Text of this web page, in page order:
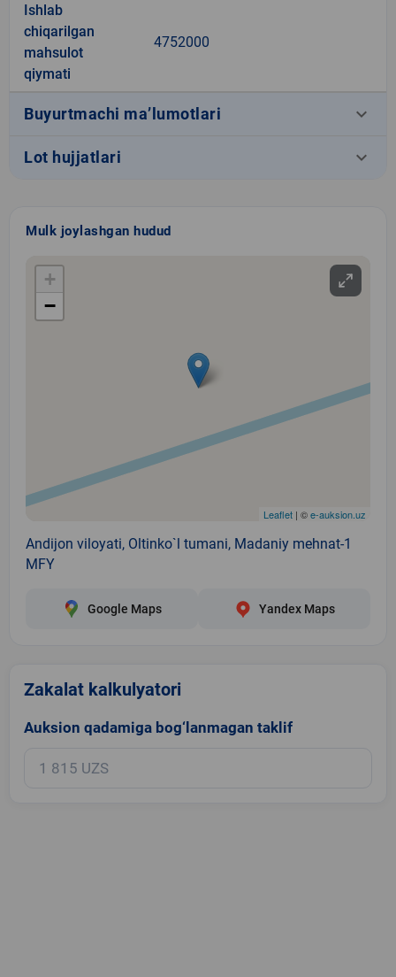
Ishlab
chiqarilgan
mahsulot
qiymati
4752000
Buyurtmachi ma’lumotlari keyboard_arrow_down
Lot hujjatlari keyboard_arrow_down
Mulk joylashgan hudud
+
−
Leaflet | ©e-auksion.uz
Andijon viloyati, Oltinko`l tumani, Madaniy mehnat-1
MFY
Google Maps Yandex Maps
Zakalat kalkulyatori
Auksion qadamiga bog‘lanmagan taklif